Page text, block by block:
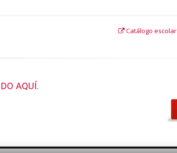
Catálogo escolar
AQUÍ.